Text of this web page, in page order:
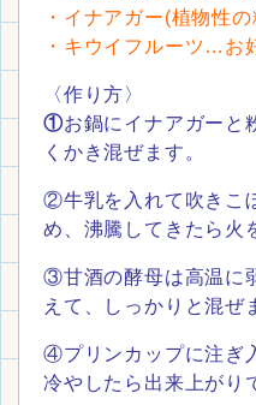
・イナアガー(植物性
・キウイフルーツ…お
〈作り方〉
①お鍋にイナアガーと
くかき混ぜます。
②牛乳を入れて吹きこ
め、沸騰してきたら火
③甘酒の酵母は高温に
えて、しっかりと混ぜ
④プリンカップに注ぎ
冷やしたら出来上がり